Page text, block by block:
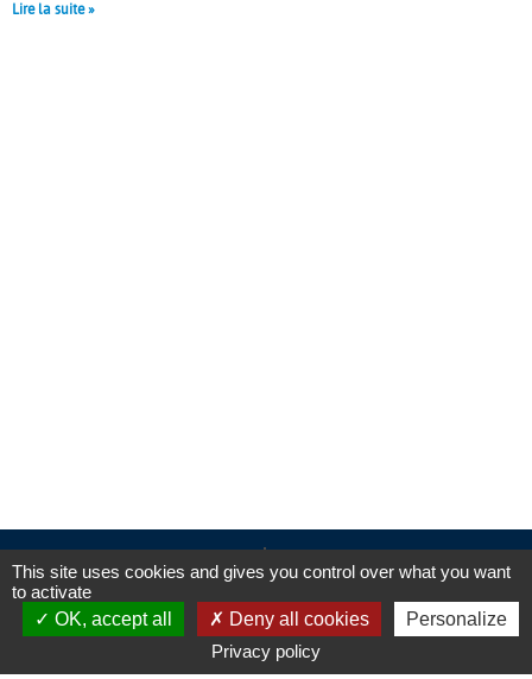
Lire la suite »
conseil-
developpement.ampmetropole.fr
This site uses cookies and gives you control over what you want
to activate
OK, accept all
Deny all cookies
Personalize
Privacy policy